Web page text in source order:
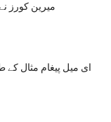
میرین کورز
ای میل پیغام مثال کے